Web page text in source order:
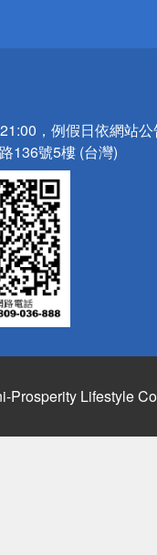
，例假日依網站
136號5樓 (台灣)
Prosperity Lifestyle